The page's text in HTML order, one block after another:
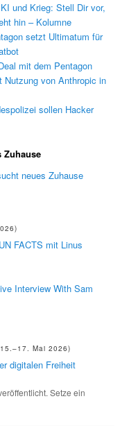
und Krieg: Stell Dir vor,
hin – Kolumne
setzt Ultimatum für
mit dem Pentagon
Nutzung von Anthropic in
sollen Hacker
Zuhause
neues Zuhause
FACTS mit Linus
Interview With Sam
Mai 2026)
digitalen Freiheit
Setze ein